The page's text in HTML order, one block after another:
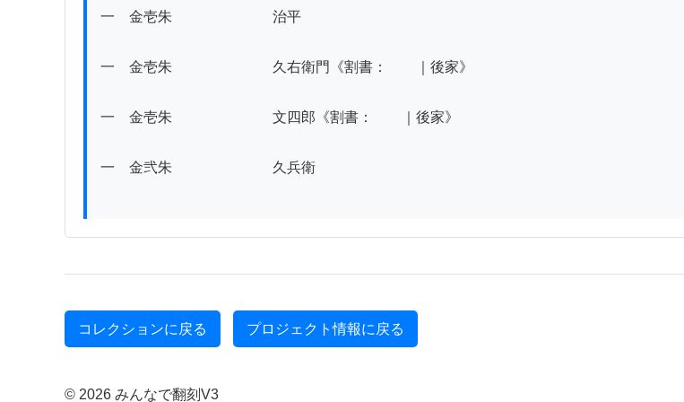
一　金壱朱　　　　　　　治平
一　金壱朱　　　　　　　久右衛門《割書：　　｜後家》
一　金壱朱　　　　　　　文四郎《割書：　　｜後家》
一　金弐朱　　　　　　　久兵衛
コレクションに戻る プロジェクト情報に戻る
© 2026 みんなで翻刻V3